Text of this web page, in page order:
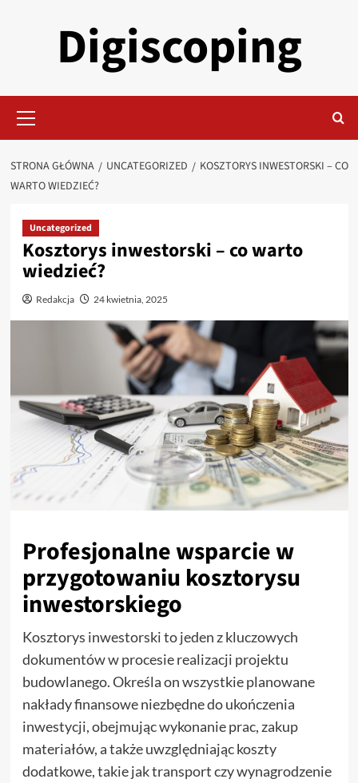
Digiscoping
główne
STRONA GŁÓWNA UNCATEGORIZED
KOSZTORYS INWESTORSKI – CO
WARTO WIEDZIEĆ?
Uncategorized
Kosztorys inwestorski – co warto
wiedzieć?
Redakcja 24 kwietnia, 2025
Profesjonalne wsparcie w
przygotowaniu kosztorysu
inwestorskiego
Kosztorys inwestorski to jeden z kluczowych
dokumentów w procesie realizacji projektu
budowlanego. Określa on wszystkie planowane
nakłady finansowe niezbędne do ukończenia
inwestycji, obejmując wykonanie prac, zakup
materiałów, a także uwzględniając koszty
dodatkowe, takie jak transport czy wynagrodzenie